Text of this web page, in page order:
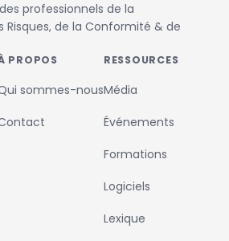
professionnels de la
Risques, de la Conformité & de
PROPOS
sommes-nous
RESSOURCES
Média
Événements
Formations
Logiciels
Lexique